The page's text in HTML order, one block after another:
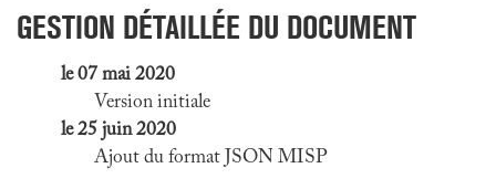
GESTION DÉTAILLÉE DU DOCUMENT
le 07 mai 2020
Version initiale
le 25 juin 2020
Ajout du format JSON MISP